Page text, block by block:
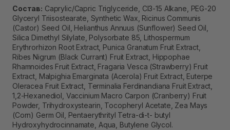
Состав: Caprylic/Capric Triglyceride, CI3-15 Alkane, PEG-20
Glyceryl Triisostearate, Synthetic Wax, Ricinus Communis
(Castor) Seed Oil, Helianthus Annuus (Sunflower) Seed Oil,
Silica Dimethyl Silylate, Polysorbate 85, Lithospermum
Erythrorhizon Root Extract, Punica Granatum Fruit Extract,
Ribes Nigrum (Black Currant) Fruit Extract, Hippophae
Rhamnoides Fruit Extract, Fragaria Vesca (Strawberry) Fruit
Extract, Malpighia Emarginata (Acerola) Fruit Extract, Euterpe
Oleracea Fruit Extract, Terminalia Ferdinandiana Fruit Extract,
1,2-Hexanediol, Vaccinium Macro Carpon (Cranberry) Fruit
Powder, Trihydroxystearin, Tocopheryl Acetate, Zea Mays
(Corn) Germ Oil, Pentaerythrityl Tetra-di-t- butyl
Hydroxyhydrocinnamate, Aqua, Butylene Glycol.